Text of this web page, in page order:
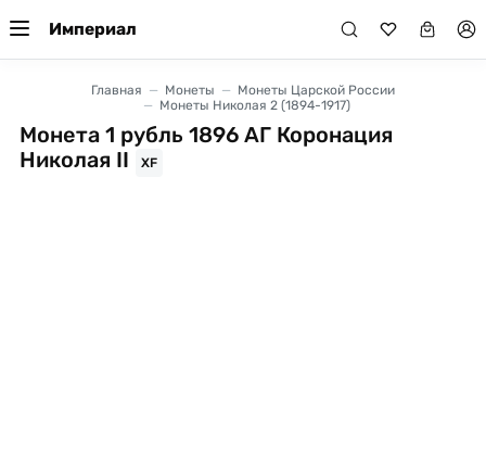
Империал
Главная Монеты
Монеты Царской России
Монеты Николая 2 (1894-1917)
Монета 1 рубль 1896 АГ Коронация
Николая II
XF